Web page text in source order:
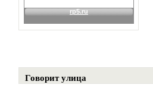
Говорит улица